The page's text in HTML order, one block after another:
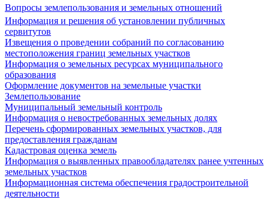
Вопросы землепользования и земельных отношений
Информация и решения об установлении публичных
сервитутов
Извещения о проведении собраний по согласованию
местоположения границ земельных участков
Информация о земельных ресурсах муниципального
образования
Оформление документов на земельные участки
Землепользование
Муниципальный земельный контроль
Информация о невостребованных земельных долях
Перечень сформированных земельных участков, для
предоставления гражданам
Кадастровая оценка земель
Информация о выявленных правообладателях ранее учтенных
земельных участков
Информационная система обеспечения градостроительной
деятельности